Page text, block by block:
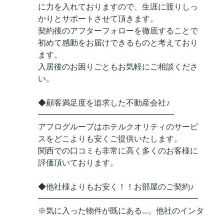
に力を入れておりますので、生涯に渡りしっ
かりとサポートさせて頂きます。
契約後のアフターフォローを徹底することで
初めて感動をお届けできるものと考えており
ます。
入居後のお困りごともお気軽にご相談くださ
い。
◆顧客満足度を追求した不動産会社♪
━━━━━━━━━━━━━━━━━
アフログループはホテルクオリティのサービ
スをどこよりも安くご提供いたします。
関西での口コミも非常に高く多くのお客様に
評価頂いております。
◆他社様よりもお安く！！お部屋のご契約♪
━━━━━━━━━━━━━━━━━━━━
※気に入った物件が既にある...。他社のインタ